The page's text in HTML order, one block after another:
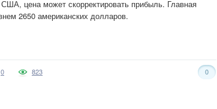
цена может скорректировать прибыль. Главная
2650 американских долларов.
0 0
823